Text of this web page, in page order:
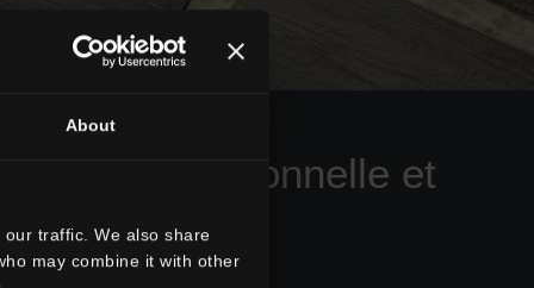
About
traffic. We also share
may combine it with other
pose traditionnelle et
carrossable